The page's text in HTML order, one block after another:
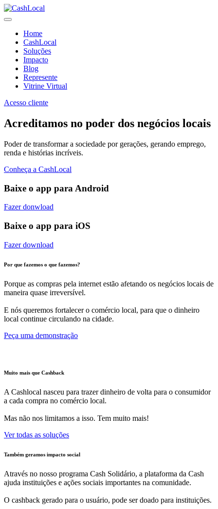
Home
CashLocal
Soluções
Impacto
Blog
Represente
Vitrine Virtual
Acesso cliente
Acreditamos no poder dos negócios locais
Poder de transformar a sociedade por gerações, gerando emprego,
renda e histórias incríveis.
Conheça a CashLocal
Baixe o app para Android
Fazer donwload
Baixe o app para iOS
Fazer download
Por que fazemos o que fazemos?
Porque as compras pela internet estão afetando os negócios locais de
maneira quase irreversível.
E nós queremos fortalecer o comércio local, para que o dinheiro
local continue circulando na cidade.
Peça uma demonstração
Muito mais que Cashback
A Cashlocal nasceu para trazer dinheiro de volta para o consumidor
a cada compra no comércio local.
Mas não nos limitamos a isso. Tem muito mais!
Ver todas as soluções
Também geramos impacto social
Através no nosso programa Cash Solidário, a plataforma da Cash
ajuda instituições e ações sociais importantes na comunidade.
O cashback gerado para o usuário, pode ser doado para instituições.